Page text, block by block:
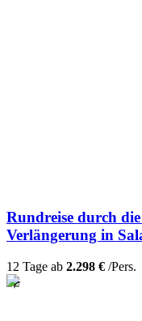
Rundreise durch
Verlängerung in
12 Tage ab 2.298 € /Pers.